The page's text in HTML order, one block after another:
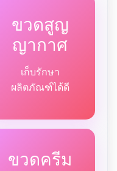
ขวดสูญ
ญากาศ
เก็บรักษา
ผลิตภัณฑ์ได้ดี
ขวดครีม